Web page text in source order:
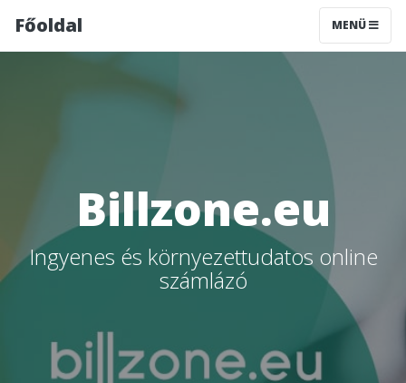
Főoldal MENÜ
Billzone.eu
Ingyenes és környezettudatos online
számlázó